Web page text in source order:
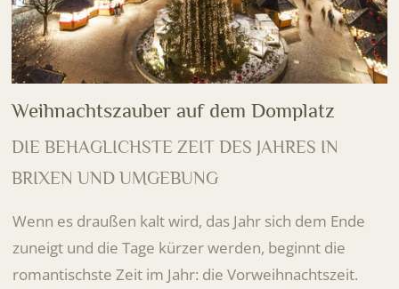
Weihnachtszauber auf dem Domplatz
DIE BEHAGLICHSTE ZEIT DES JAHRES IN
BRIXEN UND UMGEBUNG
Wenn es draußen kalt wird, das Jahr sich dem Ende
zuneigt und die Tage kürzer werden, beginnt die
romantischste Zeit im Jahr: die Vorweihnachtszeit.